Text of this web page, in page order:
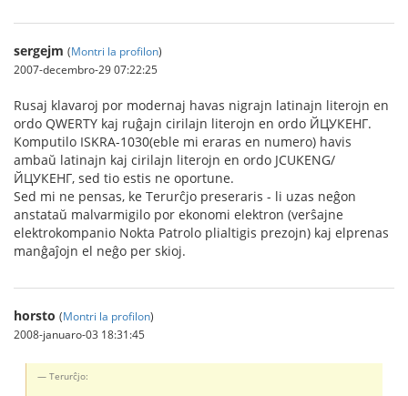
sergejm (Montri la profilon)
2007-decembro-29 07:22:25
Rusaj klavaroj por modernaj havas nigrajn latinajn literojn en
ordo QWERTY kaj ruĝajn cirilajn literojn en ordo ЙЦУКЕНГ.
Komputilo ISKRA-1030(eble mi eraras en numero) havis
ambaŭ latinajn kaj cirilajn literojn en ordo JCUKENG/
ЙЦУКЕНГ, sed tio estis ne oportune.
Sed mi ne pensas, ke Terurĉjo preseraris - li uzas neĝon
anstataŭ malvarmigilo por ekonomi elektron (verŝajne
elektrokompanio Nokta Patrolo plialtigis prezojn) kaj elprenas
manĝaĵojn el neĝo per skioj.
horsto (Montri la profilon)
2008-januaro-03 18:31:45
Terurĉjo: